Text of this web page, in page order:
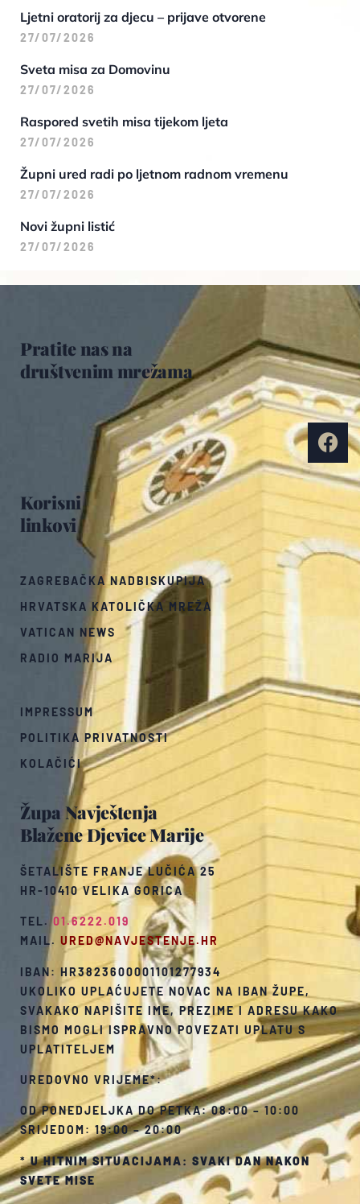
Ljetni oratorij za djecu – prijave otvorene
27/07/2026
Sveta misa za Domovinu
27/07/2026
Raspored svetih misa tijekom ljeta
27/07/2026
Župni ured radi po ljetnom radnom vremenu
27/07/2026
Novi župni listić
27/07/2026
Župa Navještenja
Blažene Djevice Marije
ŠETALIŠTE FRANJE LUČIĆA 25
HR-10410 VELIKA GORICA
TEL.01.6222.019
MAIL. URED@NAVJESTENJE.HR
IBAN: HR3823600001101277934
UKOLIKO UPLAĆUJETE NOVAC NA IBAN ŽUPE,
SVAKAKO NAPIŠITE IME, PREZIME I ADRESU KAKO
BISMO MOGLI ISPRAVNO POVEZATI UPLATU S
UPLATITELJEM
UREDOVNO VRIJEME*:
OD PONEDJELJKA DO PETKA: 08:00 – 10:00
SRIJEDOM: 19:00 – 20:00
*U HITNIM SITUACIJAMA: SVAKI DAN NAKON
SVETE MISE
Korisni
linkovi
ZAGREBAČKA NADBISKUPIJA
HRVATSKA KATOLIČKA MREŽA
VATICAN NEWS
RADIO MARIJA
IMPRESSUM
POLITIKA PRIVATNOSTI
KOLAČIĆI
Pratite nas na
društvenim mrežama